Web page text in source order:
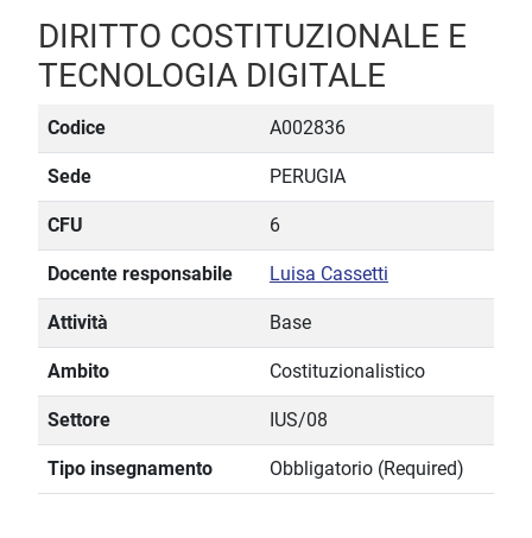
DIRITTO COSTITUZIONALE E
TECNOLOGIA DIGITALE
Codice A002836
Sede PERUGIA
CFU 6
Docente responsabile Luisa Cassetti
Attività Base
Ambito Costituzionalistico
Settore IUS/08
Tipo insegnamento Obbligatorio (Required)